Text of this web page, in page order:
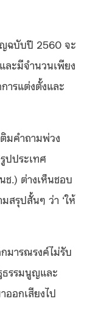
ญฉบับปี 2560 จะ
ละมีจำนวนเพียง
ารแต่งตั้งและ
มคำถามพ่วง
ปประเทศ
.) ต่างเห็นชอบ
สรุปสั้นๆ ว่า ‘ให้
มารณรงค์ไม่รับ
ธรรมนูญและ
อกเสียงไป